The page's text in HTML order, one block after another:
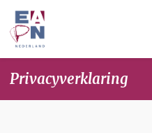
Skip to content
Skip to footer
Privacyverklaring